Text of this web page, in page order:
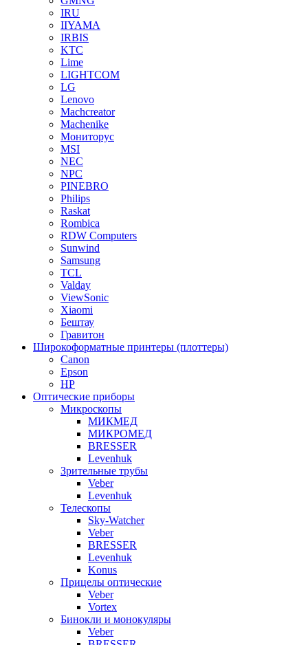
IRU
IIYAMA
IRBIS
KTC
Lime
LIGHTCOM
LG
Lenovo
Machcreator
Machenike
Мониторус
MSI
NEC
NPC
PINEBRO
Philips
Raskat
Rombica
RDW Computers
Sunwind
Samsung
TCL
Valday
ViewSonic
Xiaomi
Бештау
Гравитон
Широкоформатные принтеры (плоттеры)
Canon
Epson
HP
Оптические приборы
Микроскопы
МИКМЕД
МИКРОМЕД
BRESSER
Levenhuk
Зрительные трубы
Veber
Levenhuk
Телескопы
Sky-Watcher
Veber
BRESSER
Levenhuk
Konus
Прицелы оптические
Veber
Vortex
Бинокли и монокуляры
Veber